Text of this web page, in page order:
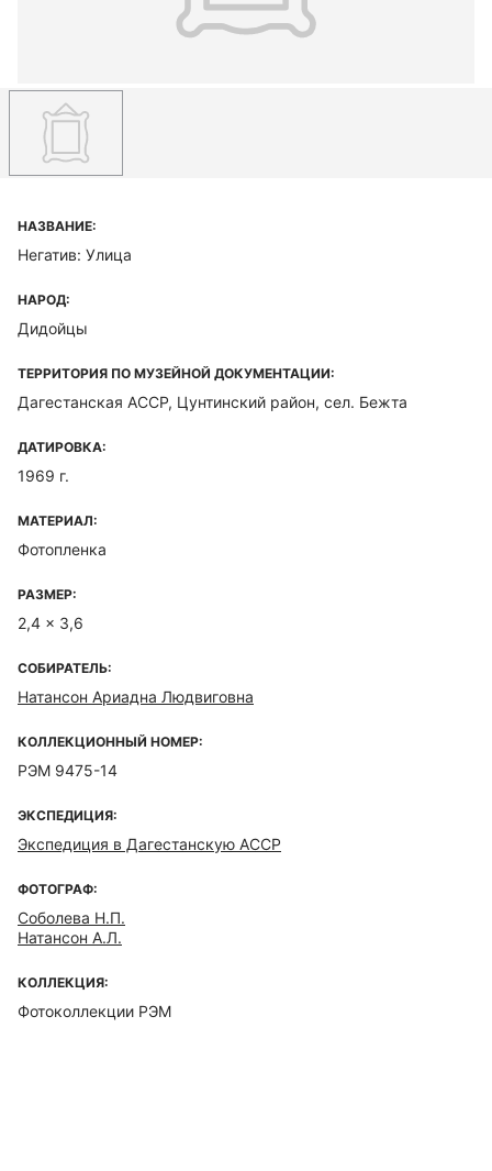
НАЗВАНИЕ:
Негатив: Улица
НАРОД:
Дидойцы
ТЕРРИТОРИЯ ПО МУЗЕЙНОЙ ДОКУМЕНТАЦИИ:
Дагестанская ACCP, Цунтинский район, сел. Бежта
ДАТИРОВКА:
1969 г.
МАТЕРИАЛ:
Фотопленка
РАЗМЕР:
2,4 x 3,6
СОБИРАТЕЛЬ:
Натансон Ариадна Людвиговна
КОЛЛЕКЦИОННЫЙ НОМЕР:
РЭМ 9475-14
ЭКСПЕДИЦИЯ:
Экспедиция в Дагестанскую АССР
ФОТОГРАФ:
Соболева Н.П.
Натансон А.Л.
КОЛЛЕКЦИЯ:
Фотоколлекции РЭМ